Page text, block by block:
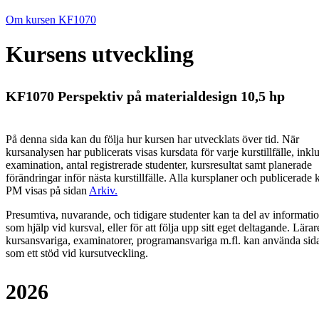
Om kursen KF1070
Kursens utveckling
KF1070 Perspektiv på materialdesign 10,5 hp
På denna sida kan du följa hur kursen har utvecklats över tid. När
kursanalysen har publicerats visas kursdata för varje kurstillfälle,
examination, antal registrerade studenter, kursresultat samt planerade
förändringar inför nästa kurstillfälle. Alla kursplaner och publicerade
PM visas på sidan Arkiv.
Presumtiva, nuvarande, och tidigare studenter kan ta del av
som hjälp vid kursval, eller för att följa upp sitt eget deltagande.
kursansvariga, examinatorer, programansvariga m.fl. kan använda
som ett stöd vid kursutveckling.
2026